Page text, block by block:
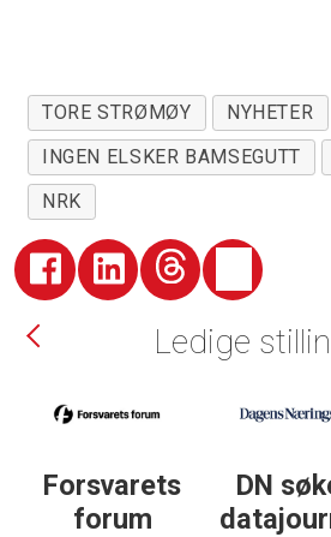
TORE STRØMØY
NYHETER
INGEN ELSKER BAMSEGUTT
NRK
Ledige
DN søker
datajournalist
Institutt